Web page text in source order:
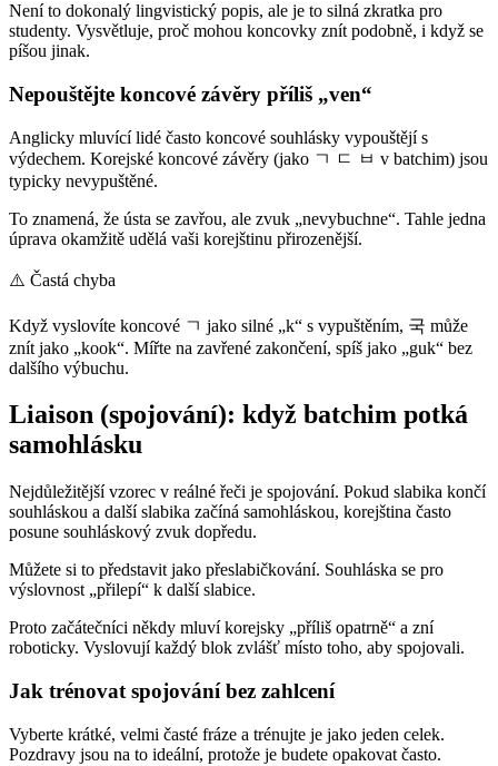
Není to dokonalý lingvistický popis, ale je to silná zkratka pro
studenty. Vysvětluje, proč mohou koncovky znít podobně, i když se
píšou jinak.
Nepouštějte koncové závěry příliš „ven“
Anglicky mluvící lidé často koncové souhlásky vypouštějí s
výdechem. Korejské koncové závěry (jako ㄱ ㄷ ㅂ v batchim) jsou
typicky nevypuštěné.
To znamená, že ústa se zavřou, ale zvuk „nevybuchne“. Tahle jedna
úprava okamžitě udělá vaši korejštinu přirozenější.
⚠️ Častá chyba
Když vyslovíte koncové ㄱ jako silné „k“ s vypuštěním, 국 může
znít jako „kook“. Mířte na zavřené zakončení, spíš jako „guk“ bez
dalšího výbuchu.
Liaison (spojování): když batchim potká
samohlásku
Nejdůležitější vzorec v reálné řeči je spojování. Pokud slabika končí
souhláskou a další slabika začíná samohláskou, korejština často
posune souhláskový zvuk dopředu.
Můžete si to představit jako přeslabičkování. Souhláska se pro
výslovnost „přilepí“ k další slabice.
Proto začátečníci někdy mluví korejsky „příliš opatrně“ a zní
roboticky. Vyslovují každý blok zvlášť místo toho, aby spojovali.
Jak trénovat spojování bez zahlcení
Vyberte krátké, velmi časté fráze a trénujte je jako jeden celek.
Pozdravy jsou na to ideální, protože je budete opakovat často.